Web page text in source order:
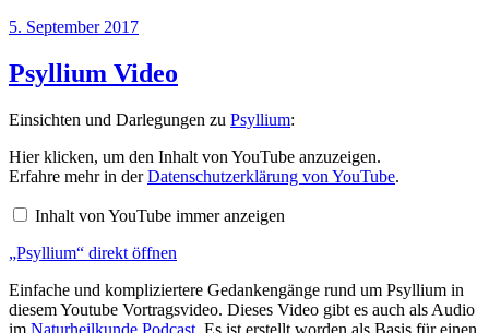
Veröffentlicht
5. September 2017
Psyllium Video
Einsichten und Darlegungen zu Psyllium:
„Psyllium“
von
YouTube
Hier klicken, um den Inhalt von YouTube anzuzeigen.
Erfahre mehr in derDatenschutzerklärung von YouTube.
Inhalt von YouTube immer anzeigen
„Psyllium“ direkt öffnen
Einfache und kompliziertere Gedankengänge rund um Psyllium in
diesem Youtube Vortragsvideo. Dieses Video gibt es auch als Audio
im Naturheilkunde Podcast . Es ist erstellt worden als Basis für einen